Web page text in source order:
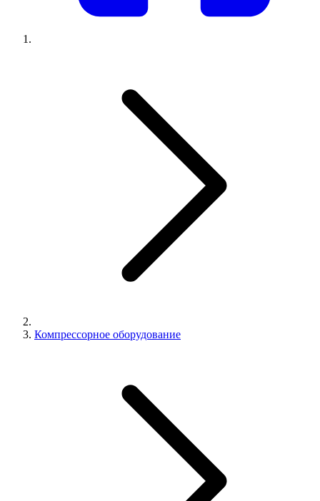
Компрессорное оборудование